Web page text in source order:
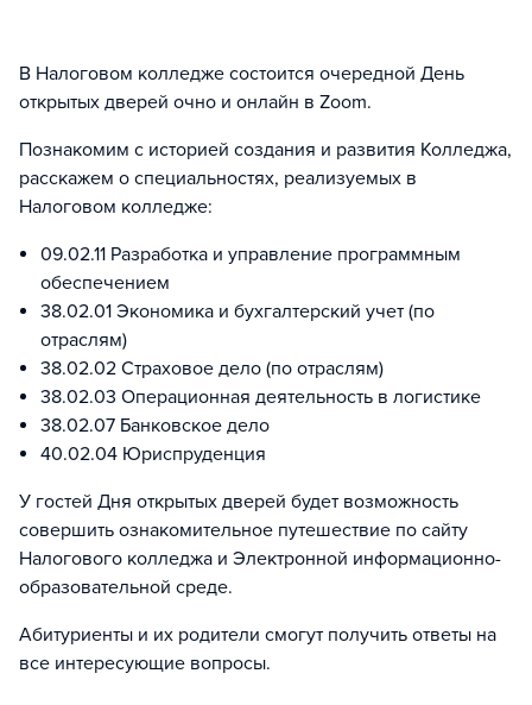
В Налоговом колледже состоится очередной День
открытых дверей очно и онлайн в Zoom.
Познакомим с историей создания и развития Колледжа,
расскажем о специальностях, реализуемых в
Налоговом колледже:
09.02.11 Разработка и управление программным
обеспечением
38.02.01 Экономика и бухгалтерский учет (по
отраслям)
38.02.02 Страховое дело (по отраслям)
38.02.03 Операционная деятельность в логистике
38.02.07 Банковское дело
40.02.04 Юриспруденция
У гостей Дня открытых дверей будет возможность
совершить ознакомительное путешествие по сайту
Налогового колледжа и Электронной информационно-
образовательной среде.
Абитуриенты и их родители смогут получить ответы на
все интересующие вопросы.